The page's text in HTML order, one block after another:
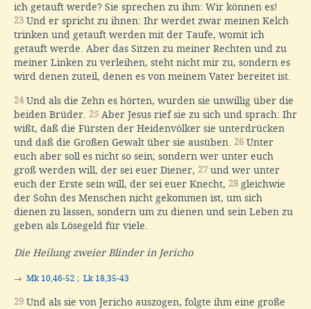
ich getauft werde? Sie sprechen zu ihm: Wir können es!
23 Und er spricht zu ihnen: Ihr werdet zwar meinen Kelch
trinken und getauft werden mit der Taufe, womit ich
getauft werde. Aber das Sitzen zu meiner Rechten und zu
meiner Linken zu verleihen, steht nicht mir zu, sondern es
wird denen zuteil, denen es von meinem Vater bereitet ist.
24Und als die Zehn es hörten, wurden sie unwillig über die
beiden Brüder. 25 Aber Jesus rief sie zu sich und sprach: Ihr
wißt, daß die Fürsten der Heidenvölker sie unterdrücken
und daß die Großen Gewalt über sie ausüben. 26 Unter
euch aber soll es nicht so sein; sondern wer unter euch
groß werden will, der sei euer Diener, 27 und wer unter
euch der Erste sein will, der sei euer Knecht, 28 gleichwie
der Sohn des Menschen nicht gekommen ist, um sich
dienen zu lassen, sondern um zu dienen und sein Leben zu
geben als Lösegeld für viele.
Die Heilung zweier Blinder in Jericho
→ Mk 10,46-52 ; Lk 18,35-43
29 Und als sie von Jericho auszogen, folgte ihm eine große